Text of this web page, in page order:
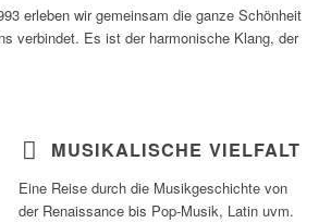
erleben wir gemeinsam die ganze Schönheit
verbindet. Es ist der harmonische Klang, der
MUSIKALISCHE VIELFALT
Eine Reise durch die Musikgeschichte von
der Renaissance bis Pop-Musik, Latin uvm.